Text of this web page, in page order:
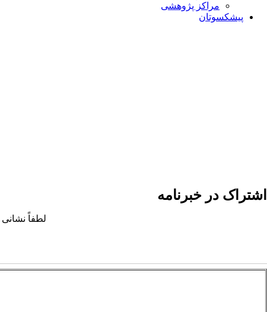
مراکز پژوهشی
پیشکسوتان
اشتراک در خبرنامه
لطفاً نشانی